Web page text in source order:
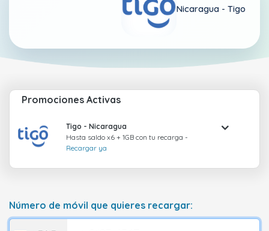
Nicaragua - Tigo
Promociones Activas
Tigo - Nicaragua
Hasta saldo x6 + 1GB con tu recarga -
Recargar ya
Número de móvil que quieres recargar: